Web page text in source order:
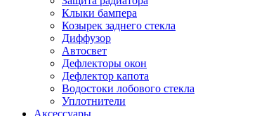
Клыки бампера
Козырек заднего стекла
Диффузор
Автосвет
Дефлекторы окон
Дефлектор капота
Водостоки лобового стекла
Уплотнители
Аксессуары